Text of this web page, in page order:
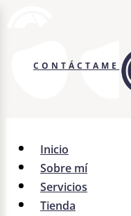
CONTÁCTAME
Inicio
Sobre mí
Servicios
Tienda